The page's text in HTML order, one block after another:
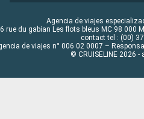
Agencia de viajes
rue du gabian Les flots bleus MC 98 000
contact tel : (00)
de viajes n° 006 02 0007 –
© CRUISELINE 2026 -